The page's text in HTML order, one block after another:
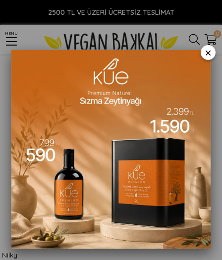
2500 TL VE ÜZERİ ÜCRETSİZ TESLİMAT
MENU 0
Vegan Süt Soya Sütü Nilky Soya Sütü 1lt
Nilky
×